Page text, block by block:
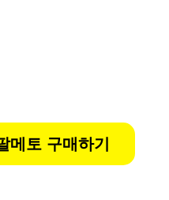
메토 구매하기